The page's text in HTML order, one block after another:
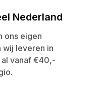
Nederland
ons eigen
wij leveren in
al vanaf €40,-